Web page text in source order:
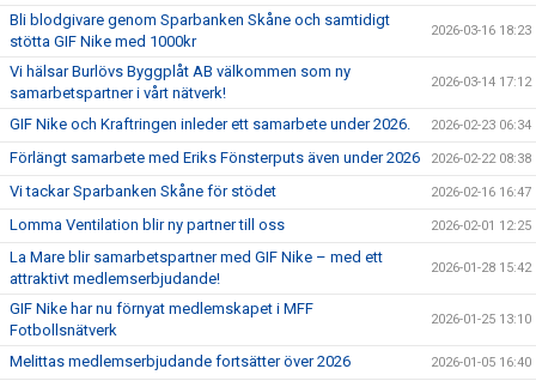
MÅLSÄTTNING
WEBSHOP
SAMARBETSPARTNERS
1919-KLUBBEN
STIFTELSEN DUNROSS & CO
Bli blodgivare genom Sparbanken Skåne och samtidigt
stötta GIF Nike med 1000kr
2026-03-16 18:23
Vi hälsar Burlövs Byggplåt AB välkommen som ny
samarbetspartner i vårt nätverk!
2026-03-14 17:12
GIF Nike och Kraftringen inleder ett samarbete under 2026. 2026-02-23 06:34
Förlängt samarbete med Eriks Fönsterputs även under 2026 2026-02-22 08:38
Vi tackar Sparbanken Skåne för stödet 2026-02-16 16:47
Lomma Ventilation blir ny partner till oss 2026-02-01 12:25
La Mare blir samarbetspartner med GIF Nike – med ett
attraktivt medlemserbjudande!
2026-01-28 15:42
GIF Nike har nu förnyat medlemskapet i MFF
Fotbollsnätverk
2026-01-25 13:10
Melittas medlemserbjudande fortsätter över 2026 2026-01-05 16:40